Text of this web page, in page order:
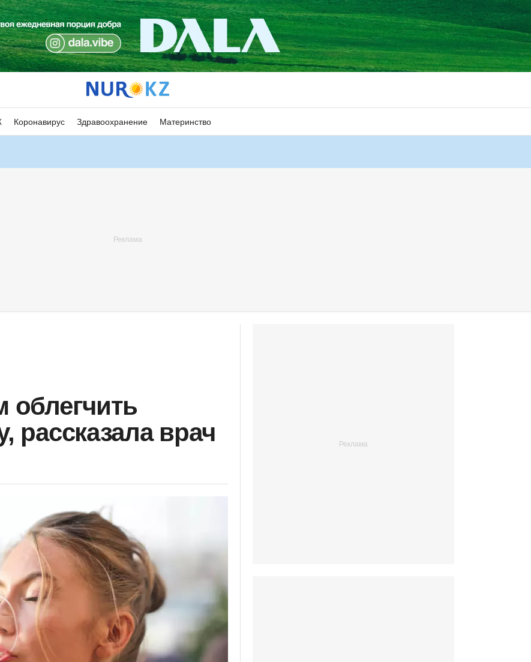
Коронавирус Здравоохранение Материнство
облегчить
рассказала врач